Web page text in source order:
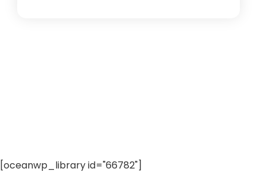
[oceanwp_library id="66782"]